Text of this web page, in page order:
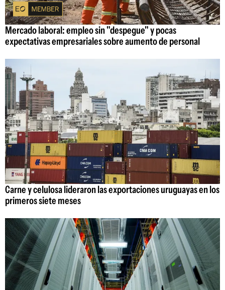
Mercado laboral: empleo sin "despegue" y pocas
expectativas empresariales sobre aumento de personal
Carne y celulosa lideraron las exportaciones uruguayas en los
primeros siete meses